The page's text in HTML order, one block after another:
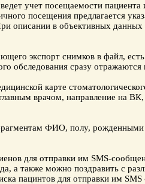
ведет учет посещаемости пациента
посещения предлагается
описании в объективных
экспорт снимков в файл,
обследования сразу отражаются
карте
врачом, направление на
ФИО, полу,
для отправки им SMS-
а также можно поздравить с
пацинтов для отправки им